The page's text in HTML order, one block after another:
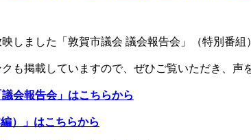
しました「敦賀市議会 議会報告会」（特別番
も掲載していますので、ぜひご覧いただき、声
会報告会」はこちらから
）」はこちらから